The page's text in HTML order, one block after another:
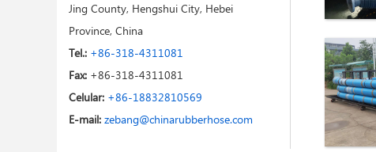
Jing County, Hengshui City, Hebei
Province, China
Tel.: +86-318-4311081
Fax: +86-318-4311081
Celular: +86-18832810569
E-mail: zebang@chinarubberhose.com